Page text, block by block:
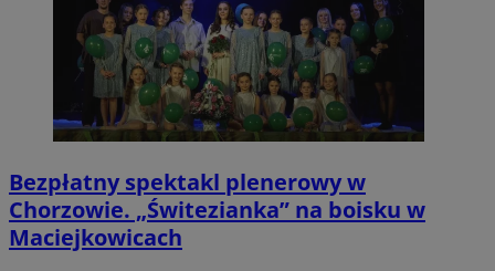
Bezpłatny spektakl plenerowy w
Chorzowie. „Świtezianka” na boisku w
Maciejkowicach